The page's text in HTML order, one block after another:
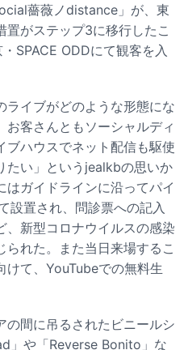
薔薇ノdistance」が、東
がステップ3に移行したこ
SPACE ODDにて観客を入
ライブがどのような形態にな
お客さんともソーシャルディ
ブハウスでネット配信も駆使
たい」というjealkbの思いか
はガイドラインに沿ってパイ
設置され、問診票への記入
、新型コロナウイルスの感染
れた。また当日来場するこ
けて、YouTubeでの無料生
の間に吊るされたビニールシ
」や「Reverse Bonito」な